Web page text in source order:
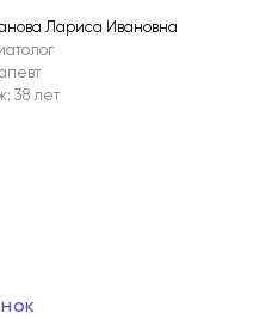
Лариса Ивановна
38 лет